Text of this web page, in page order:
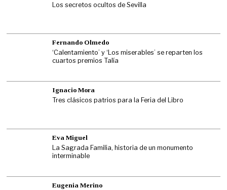
Los secretos ocultos de Sevilla
Fernando Olmedo
‘Calentamiento’ y ‘Los miserables’ se reparten los
cuartos premios Talía
Ignacio Mora
Tres clásicos patrios para la Feria del Libro
Eva Miguel
La Sagrada Familia, historia de un monumento
interminable
Eugenia Merino